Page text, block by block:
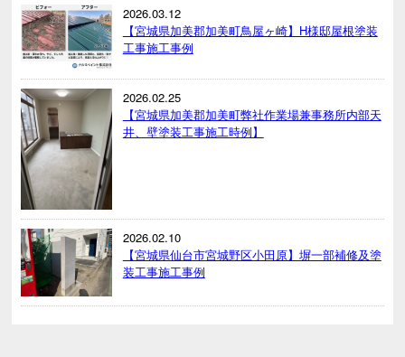
2026.03.12
【宮城県加美郡加美町鳥屋ヶ崎】H様邸屋根塗装
工事施工事例
2026.02.25
【宮城県加美郡加美町弊社作業場兼事務所内部天
井、壁塗装工事施工時例】
2026.02.10
【宮城県仙台市宮城野区小田原】塀一部補修及塗
装工事施工事例